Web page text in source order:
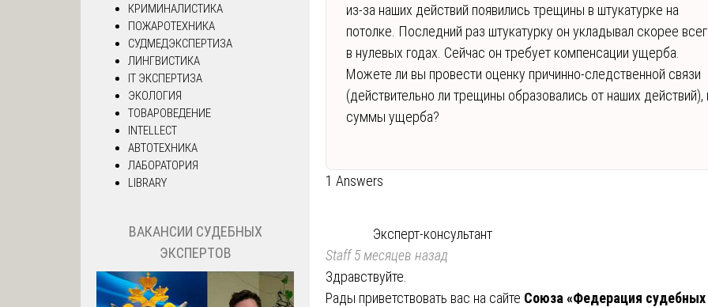
из-за наших действий появились трещины в штукатурке на
потолке. Последний раз штукатурку он укладывал скорее
в нулевых годах. Сейчас он требует компенсации ущерба.
Можете ли вы провести оценку причинно-следственной связи
(действительно ли трещины образовались от наших действий),
суммы ущерба?
1 Answers
Эксперт-консультант
Staff5 месяцев назад
Здравствуйте.
Рады приветствовать вас на сайте Союза «Федерация судебных
КРИМИНАЛИСТИКА
ПОЖАРОТЕХНИКА
СУДМЕДЭКСПЕРТИЗА
ЛИНГВИСТИКА
IT ЭКСПЕРТИЗА
ЭКОЛОГИЯ
ТОВАРОВЕДЕНИЕ
INTELLECT
АВТОТЕХНИКА
ЛАБОРАТОРИЯ
LIBRARY
ВАКАНСИИ СУДЕБНЫХ
ЭКСПЕРТОВ